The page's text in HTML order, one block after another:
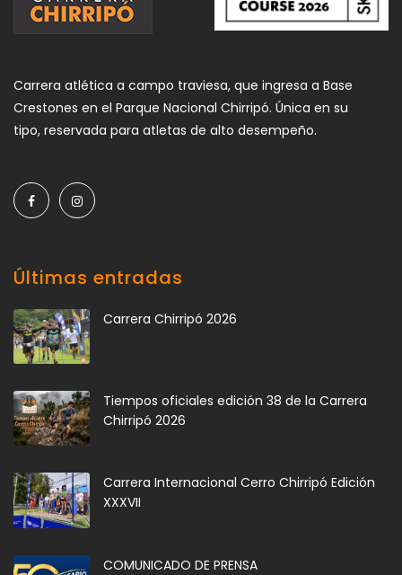
Carrera atlética a campo traviesa, que ingresa a Base
Crestones en el Parque Nacional Chirripó. Única en su
tipo, reservada para atletas de alto desempeño.
Últimas entradas
Carrera Chirripó 2026
Tiempos oficiales edición 38 de la Carrera
Chirripó 2026
Carrera Internacional Cerro Chirripó Edición
XXXVII
COMUNICADO DE PRENSA